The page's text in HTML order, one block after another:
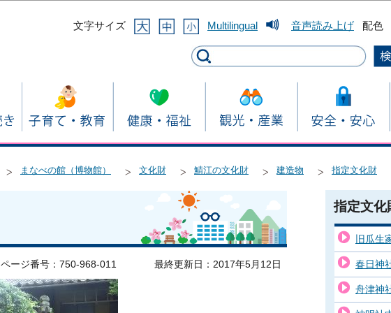
文字サイズ
Multilingual 音声読み上げ 配色
まなべの館（博物館） 文化財 鯖江の文化財 建造物 指定文化財
ページ番号：750-968-011 最終更新日：2017年5月12日
指定文化
旧瓜生
春日神
舟津神